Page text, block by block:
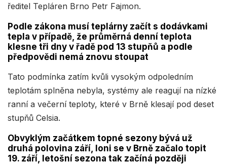
ředitel Tepláren Brno Petr Fajmon.
Podle zákona musí teplárny začít s dodávkami
tepla v případě, že průměrná denní teplota
klesne tři dny v řadě pod 13 stupňů a podle
předpovědi nemá znovu stoupat
Tato podmínka zatím kvůli vysokým odpoledním
teplotám splněna nebyla, systémy ale reagují na nízké
ranní a večerní teploty, které v Brně klesají pod deset
stupňů Celsia.
Obvyklým začátkem topné sezony bývá už
druhá polovina září, loni se v Brně začalo topit
19. září, letošní sezona tak začíná později